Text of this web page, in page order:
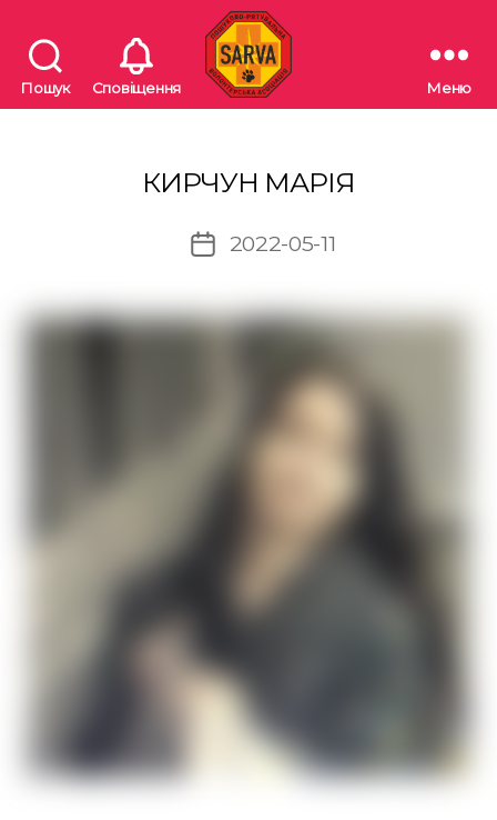
Пошук Сповіщення
"SARVA"
волонтерська
асоціація
Меню
КИРЧУН МАРІЯ
Дата2022-05-11